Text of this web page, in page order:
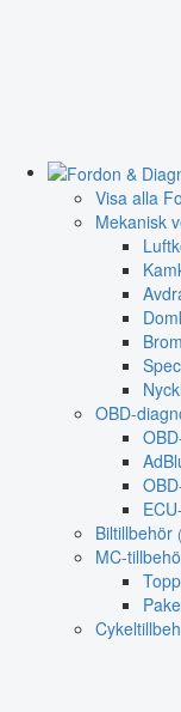
Visa alla
Mekanisk
OBD-
Biltillbehör
MC-